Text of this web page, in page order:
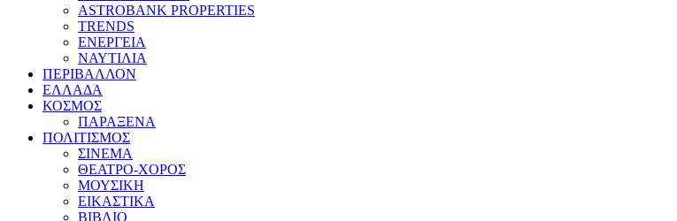
ASTROBANK PROPERTIES
TRENDS
ΕΝΕΡΓΕΙΑ
ΝΑΥΤΙΛΙΑ
ΠΕΡΙΒΑΛΛΟΝ
ΕΛΛΑΔΑ
ΚΟΣΜΟΣ
ΠΑΡΑΞΕΝΑ
ΠΟΛΙΤΙΣΜΟΣ
ΣΙΝΕΜΑ
ΘΕΑΤΡΟ-ΧΟΡΟΣ
ΜΟΥΣΙΚΗ
ΕΙΚΑΣΤΙΚΑ
ΒΙΒΛΙΟ